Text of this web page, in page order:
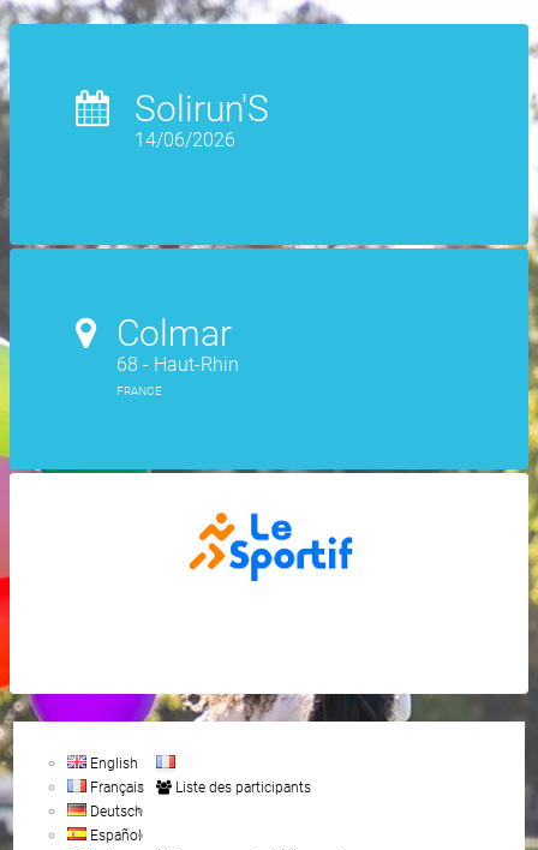
Solirun'S
14/06/2026
Colmar
68 - Haut-Rhin
FRANCE
English
Français
Deutsch
Español
Liste des participants